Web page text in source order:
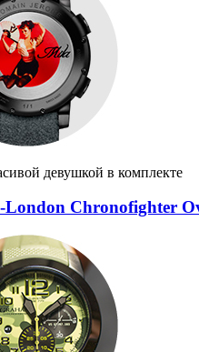
девушкой в комплекте
London Chronofighter